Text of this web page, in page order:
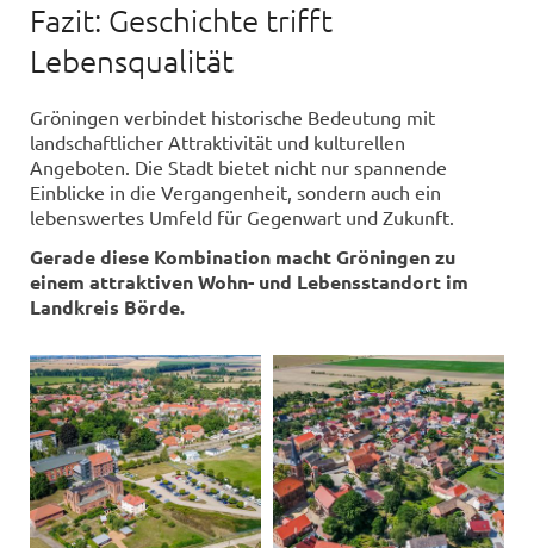
Fazit: Geschichte trifft
Lebensqualität
Gröningen verbindet historische Bedeutung mit
landschaftlicher Attraktivität und kulturellen
Angeboten. Die Stadt bietet nicht nur spannende
Einblicke in die Vergangenheit, sondern auch ein
lebenswertes Umfeld für Gegenwart und Zukunft.
Gerade diese Kombination macht Gröningen zu
einem attraktiven Wohn- und Lebensstandort im
Landkreis Börde.